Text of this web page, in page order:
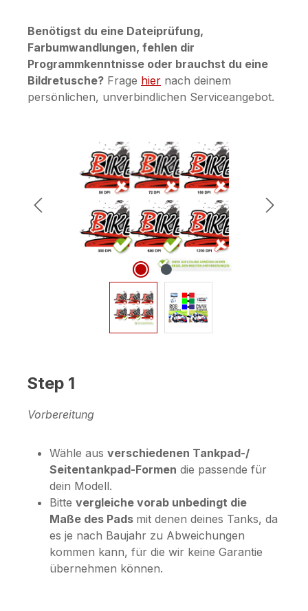
Benötigst du eine Dateiprüfung,
Farbumwandlungen, fehlen dir
Programmkenntnisse oder brauchst du eine
Bildretusche? Frage hier nach deinem
persönlichen, unverbindlichen Serviceangebot.
Step 1
Vorbereitung
Wähle aus verschiedenen Tankpad-/
Seitentankpad-Formen die passende für
dein Modell.
Bitte vergleiche vorab unbedingt die
Maße des Pads mit denen deines Tanks, da
es je nach Baujahr zu Abweichungen
kommen kann, für die wir keine Garantie
übernehmen können.